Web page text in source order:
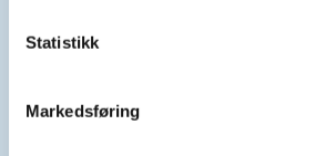
Statistikk
Markedsføring
Juridisk bistand